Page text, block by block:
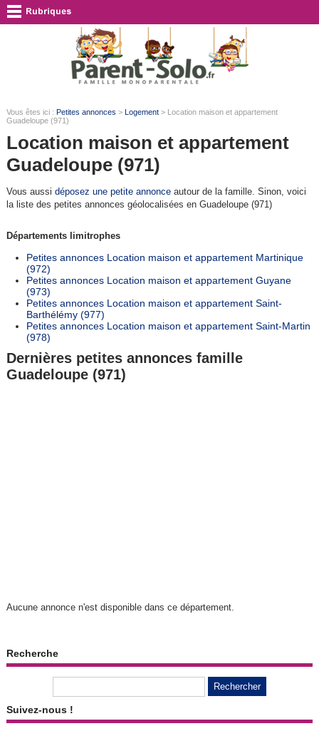
Vous êtes ici : Petites annonces > Logement> Location maison et appartement
Guadeloupe (971)
Location maison et appartement
Guadeloupe (971)
Vous aussi déposez une petite annonceautour de la famille. Sinon, voici
la liste des petites annonces géolocalisées en Guadeloupe (971)
Départements limitrophes
Petites annonces Location maison et appartement Martinique
(972)
Petites annonces Location maison et appartement Guyane
(973)
Petites annonces Location maison et appartement Saint-
Barthélémy (977)
Petites annonces Location maison et appartement Saint-Martin
(978)
Dernières petites annonces famille
Guadeloupe (971)
Aucune annonce n'est disponible dans ce département.
Recherche
Suivez-nous !